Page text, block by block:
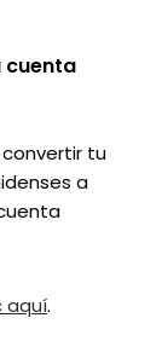
cuenta
convertir tu
a
aquí.